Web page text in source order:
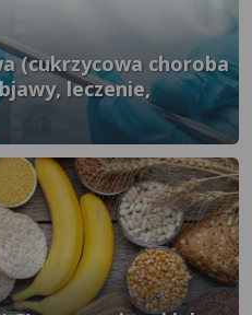
(cukrzycowa choroba
leczenie,